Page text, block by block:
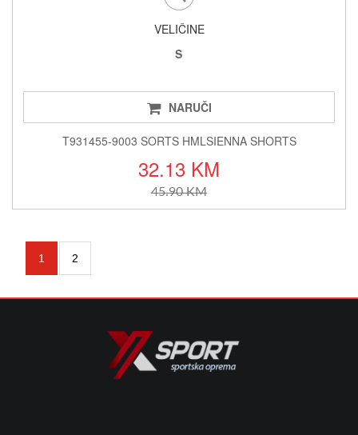
VELIČINE
S
NARUČI
T931455-9003 SORTS HMLSIENNA SHORTS
32.13 KM
45.90 KM
1 2